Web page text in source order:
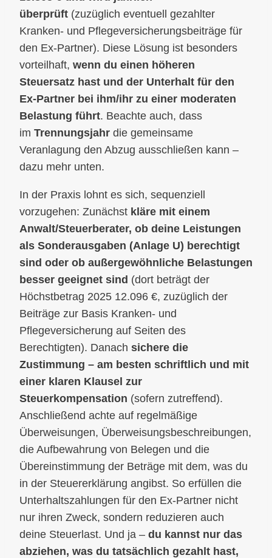
überprüft (zuzüglich eventuell gezahlter
Kranken- und Pflegeversicherungsbeiträge für
den Ex-Partner). Diese Lösung ist besonders
vorteilhaft, wenn du einen höheren
Steuersatz hast und der Unterhalt für den
Ex-Partner bei ihm/ihr zu einer moderaten
Belastung führt. Beachte auch, dass
im Trennungsjahr die gemeinsame
Veranlagung den Abzug ausschließen kann –
dazu mehr unten.
In der Praxis lohnt es sich, sequenziell
vorzugehen: Zunächst kläre mit einem
Anwalt/Steuerberater, ob deine Leistungen
als Sonderausgaben (Anlage U) berechtigt
sind oder ob außergewöhnliche Belastungen
besser geeignet sind (dort beträgt der
Höchstbetrag 2025 12.096 €, zuzüglich der
Beiträge zur Basis Kranken- und
Pflegeversicherung auf Seiten des
Berechtigten). Danach sichere die
Zustimmung – am besten schriftlich und mit
einer klaren Klausel zur
Steuerkompensation (sofern zutreffend).
Anschließend achte auf regelmäßige
Überweisungen, Überweisungsbeschreibungen,
die Aufbewahrung von Belegen und die
Übereinstimmung der Beträge mit dem, was du
in der Steuererklärung angibst. So erfüllen die
Unterhaltszahlungen für den Ex-Partner nicht
nur ihren Zweck, sondern reduzieren auch
deine Steuerlast. Und ja – du kannst nur das
abziehen, was du tatsächlich gezahlt hast,